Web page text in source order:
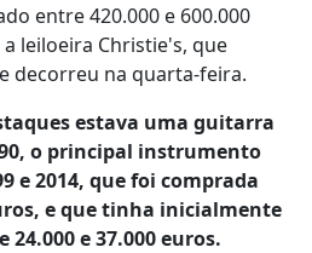
entre 420.000 e 600.000
leiloeira Christie's, que
decorreu na quarta-feira.
estava uma guitarra
o principal instrumento
e 2014, que foi comprada
e que tinha inicialmente
e 37.000 euros.